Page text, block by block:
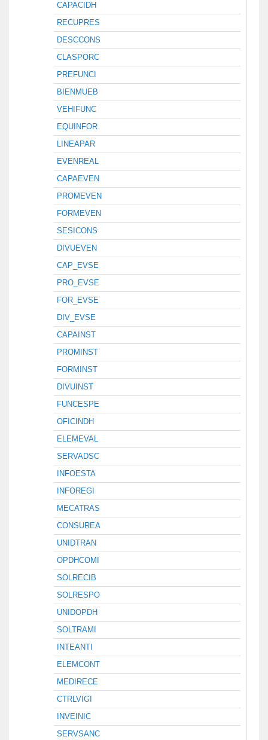
CAPACIDH
RECUPRES
DESCCONS
CLASPORC
PREFUNCI
BIENMUEB
VEHIFUNC
EQUINFOR
LINEAPAR
EVENREAL
CAPAEVEN
PROMEVEN
FORMEVEN
SESICONS
DIVUEVEN
CAP_EVSE
PRO_EVSE
FOR_EVSE
DIV_EVSE
CAPAINST
PROMINST
FORMINST
DIVUINST
FUNCESPE
OFICINDH
ELEMEVAL
SERVADSC
INFOESTA
INFOREGI
MECATRAS
CONSUREA
UNIDTRAN
OPDHCOMI
SOLRECIB
SOLRESPO
UNIDOPDH
SOLTRAMI
INTEANTI
ELEMCONT
MEDIRECE
CTRLVIGI
INVEINIC
SERVSANC